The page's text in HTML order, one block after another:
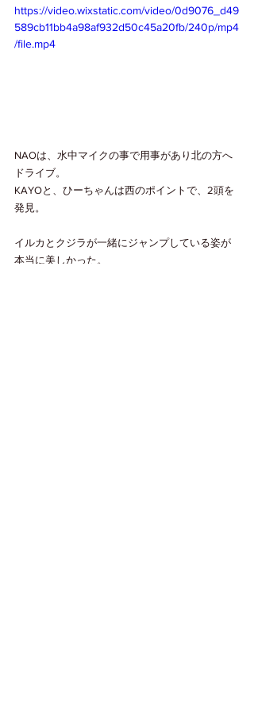
https://video.wixstatic.com/video/0d9076_d49
589cb11bb4a98af932d50c45a20fb/240p/mp4
/file.mp4
NAOは、水中マイクの事で用事があり北の方へ
ドライブ。
KAYOと、ひーちゃんは西のポイントで、2頭を
発見。
イルカとクジラが一緒にジャンプしている姿が
本当に美しかった。